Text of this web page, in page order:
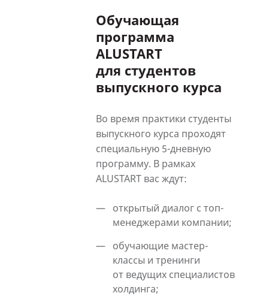
Обучающая
программа
ALUSTART
для студентов
выпускного курса
Во время практики студенты
выпускного курса проходят
специальную 5-дневную
программу. В рамках
ALUSTART вас ждут:
открытый диалог с топ-
менеджерами компании;
обучающие мастер-
классы и тренинги
от ведущих специалистов
холдинга;